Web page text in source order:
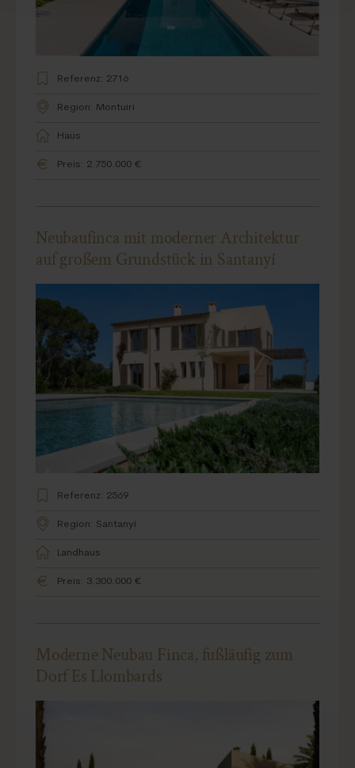
Referenz: 2716
Region: Montuiri
Haus
Preis: 2.750.000 €
Neubaufinca mit moderner Architektur
auf großem Grundstück in Santanyí
Referenz: 2569
Region: Santanyí
Landhaus
Preis: 3.300.000 €
Moderne Neubau Finca, fußläufig zum
Dorf Es Llombards